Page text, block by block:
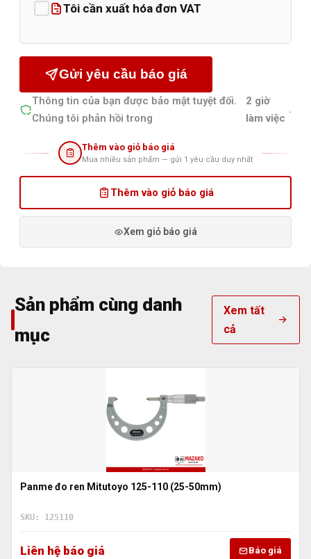
Tôi cần xuất hóa đơn VAT
Gửi yêu cầu báo giá
Thông tin của bạn được bảo mật tuyệt đối.
Chúng tôi phản hồi trong
2 giờ
làm việc
.
Thêm vào giỏ báo giá
Mua nhiều sản phẩm — gửi 1 yêu cầu duy nhất
Thêm vào giỏ báo giá
Xem giỏ báo giá
Sản phẩm cùng danh
mục
Xem tất
cả
Panme đo ren Mitutoyo 125-110 (25-50mm)
SKU: 125110
Liên hệ báo giá Báo giá